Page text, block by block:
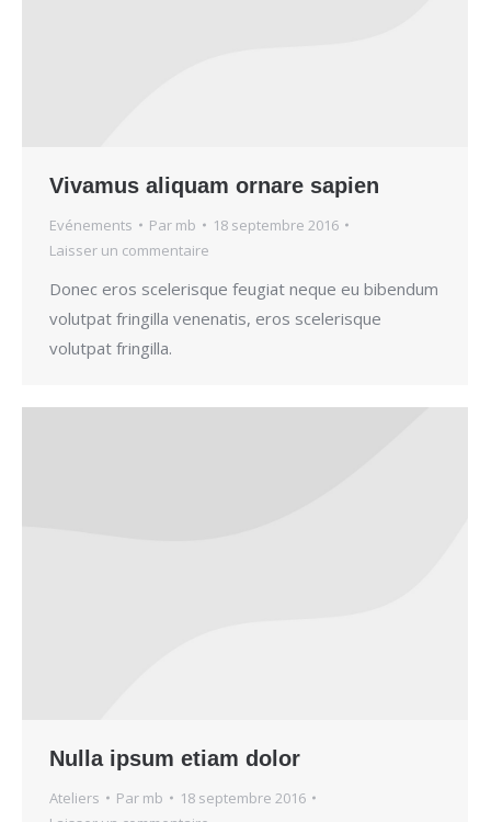
Vivamus aliquam ornare sapien
Evénements Par mb
18 septembre 2016
Laisser un commentaire
Donec eros scelerisque feugiat neque eu bibendum
volutpat fringilla venenatis, eros scelerisque
volutpat fringilla.
Nulla ipsum etiam dolor
Ateliers Par mb
18 septembre 2016